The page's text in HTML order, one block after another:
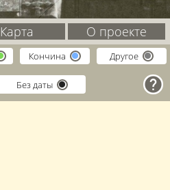
Карта О проекте
Кончина Другое
Без даты help